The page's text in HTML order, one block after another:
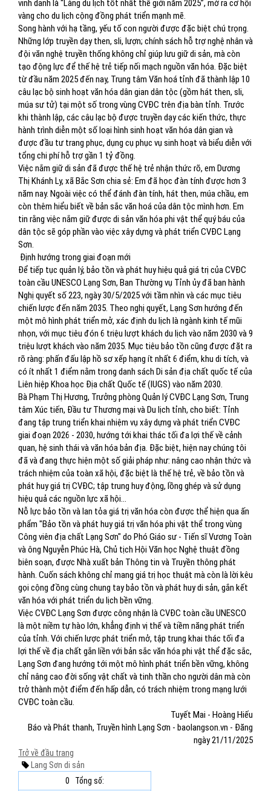
vinh danh là “Làng du lịch tốt nhất thế giới năm 2025”, mở ra cơ hội
vàng cho du lịch cộng đồng phát triển mạnh mẽ.
Song hành với hạ tầng, yếu tố con người được đặc biệt chú trọng.
Những lớp truyền dạy then, sli, lượn; chính sách hỗ trợ nghệ nhân và
đội văn nghệ truyền thống không chỉ giúp lưu giữ di sản, mà còn
tạo động lực để thế hệ trẻ tiếp nối mạch nguồn văn hóa. Đặc biệt
từ đầu năm 2025 đến nay, Trung tâm Văn hoá tỉnh đã thành lập 10
câu lạc bộ sinh hoạt văn hóa dân gian dân tộc (gồm hát then, sli,
múa sư tử) tại một số trong vùng CVĐC trên địa bàn tỉnh. Trước
khi thành lập, các câu lạc bộ được truyền dạy các kiến thức, thực
hành trình diễn một số loại hình sinh hoạt văn hóa dân gian và
được đầu tư trang phục, dụng cụ phục vụ sinh hoạt và biểu diễn với
tổng chi phí hỗ trợ gần 1 tỷ đồng.
Việc nắm giữ di sản đã được thế hệ trẻ nhận thức rõ, em Dương
Thị Khánh Ly, xã Bắc Sơn chia sẻ: Em đã học đàn tính được hơn 3
năm nay. Ngoài việc có thể đánh đàn tính, hát then, múa chầu, em
còn thêm hiểu biết về bản sắc văn hoá của dân tộc mình hơn. Em
tin rằng việc nắm giữ được di sản văn hóa phi vật thể quý báu của
dân tộc sẽ góp phần vào việc xây dựng và phát triển CVĐC Lạng
Sơn.
Định hướng trong giai đoạn mới
Để tiếp tục quản lý, bảo tồn và phát huy hiệu quả giá trị của CVĐC
toàn cầu UNESCO Lạng Sơn, Ban Thường vụ Tỉnh ủy đã ban hành
Nghị quyết số 223, ngày 30/5/2025 với tầm nhìn và các mục tiêu
chiến lược đến năm 2035. Theo nghị quyết, Lạng Sơn hướng đến
một mô hình phát triển mở, xác định du lịch là ngành kinh tế mũi
nhọn, với mục tiêu đón 6 triệu lượt khách du lịch vào năm 2030 và 9
triệu lượt khách vào năm 2035. Mục tiêu bảo tồn cũng được đặt ra
rõ ràng: phấn đấu lập hồ sơ xếp hạng ít nhất 6 điểm, khu di tích, và
có ít nhất 1 điểm nằm trong danh sách Di sản địa chất quốc tế của
Liên hiệp Khoa học Địa chất Quốc tế (IUGS) vào năm 2030.
Bà Phạm Thị Hương, Trưởng phòng Quản lý CVĐC Lạng Sơn, Trung
tâm Xúc tiến, Đầu tư Thương mại và Du lịch tỉnh, cho biết: Tỉnh
đang tập trung triển khai nhiệm vụ xây dựng và phát triển CVĐC
giai đoạn 2026 - 2030, hướng tới khai thác tối đa lợi thế về cảnh
quan, hệ sinh thái và văn hóa bản địa. Đặc biệt, hiện nay chúng tôi
đã và đang thực hiện một số giải pháp như: nâng cao nhận thức và
trách nhiệm của toàn xã hội, đặc biệt là thế hệ trẻ, về bảo tồn và
phát huy giá trị CVĐC; tập trung huy động, lồng ghép và sử dụng
hiệu quả các nguồn lực xã hội...
Nỗ lực bảo tồn và lan tỏa giá trị văn hóa còn được thể hiện qua ấn
phẩm "Bảo tồn và phát huy giá trị văn hóa phi vật thể trong vùng
Công viên địa chất Lạng Sơn" do Phó Giáo sư - Tiến sĩ Vương Toàn
và ông Nguyễn Phúc Hà, Chủ tịch Hội Văn học Nghệ thuật đồng
biên soạn, được Nhà xuất bản Thông tin và Truyền thông phát
hành. Cuốn sách không chỉ mang giá trị học thuật mà còn là lời kêu
gọi cộng đồng cùng chung tay bảo tồn và phát huy di sản, gắn kết
văn hóa với phát triển du lịch bền vững.
Việc CVĐC Lạng Sơn được công nhận là CVĐC toàn cầu UNESCO
là một niềm tự hào lớn, khẳng định vị thế và tiềm năng phát triển
của tỉnh. Với chiến lược phát triển mở, tập trung khai thác tối đa
lợi thế về địa chất gắn liền với bản sắc văn hóa phi vật thể đặc sắc,
Lạng Sơn đang hướng tới một mô hình phát triển bền vững, không
chỉ nâng cao đời sống vật chất và tinh thần cho người dân mà còn
trở thành một điểm đến hấp dẫn, có trách nhiệm trong mạng lưới
CVĐC toàn cầu.
Tuyết Mai - Hoàng Hiếu
Báo và Phát thanh, Truyền hình Lạng Sơn - baolangson.vn - Đăng
ngày 21/11/2025
Trở về đầu trang
Lang Sơn di sản
0
Tổng số: